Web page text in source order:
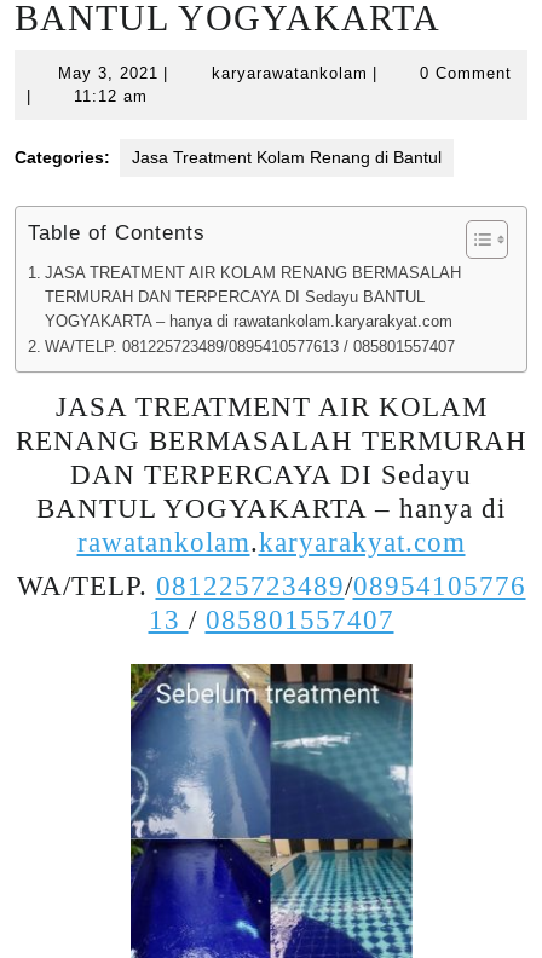
BANTUL YOGYAKARTA
May 3, 2021 May
karyarawatankolam karyarawatankolam
0 Comment
11:12 am
Categories: Jasa Treatment Kolam Renang di Bantul
Table of Contents
JASA TREATMENT AIR KOLAM RENANG BERMASALAH
TERMURAH DAN TERPERCAYA DI Sedayu BANTUL
YOGYAKARTA – hanya di rawatankolam.karyarakyat.com
WA/TELP. 081225723489/0895410577613 / 085801557407
JASA TREATMENT AIR KOLAM
RENANG BERMASALAH TERMURAH
DAN TERPERCAYA DI Sedayu
BANTUL YOGYAKARTA – hanya di
rawatankolam.karyarakyat.com
WA/TELP. 081225723489/08954105776
13 / 085801557407